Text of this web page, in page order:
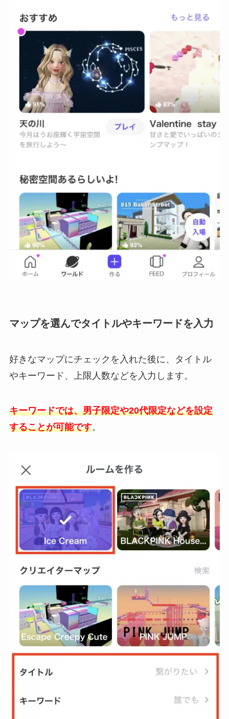
マップを選んでタイトルやキーワードを入力
好きなマップにチェックを入れた後に、タイトル
やキーワード、上限人数などを入力します。
キーワードでは、男子限定や20代限定などを設定
することが可能です。